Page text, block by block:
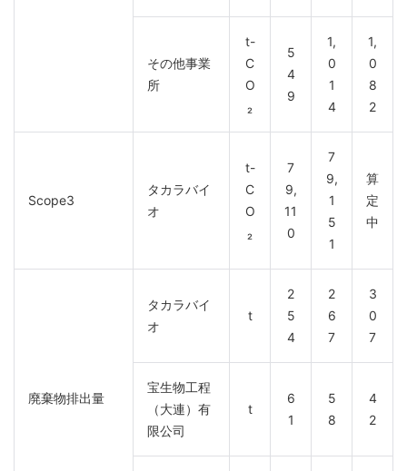
その他事業
所
t-
C
O
₂
5
4
9
1,
0
1
4
1,
0
8
2
Scope3
タカラバイ
オ
t-
C
O
₂
7
9,
11
0
7
9,
1
5
1
算
定
中
廃棄物排出量
タカラバイ
オ
t
2
5
4
2
6
7
3
0
7
宝生物工程
（大連）有
限公司
t
6
1
5
8
4
2